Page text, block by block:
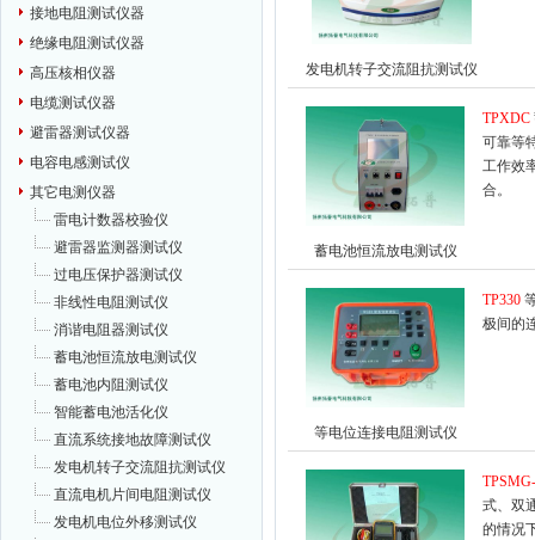
接地电阻测试仪器
绝缘电阻测试仪器
高压核相仪器
电缆测试仪器
避雷器测试仪器
电容电感测试仪
其它电测仪器
雷电计数器校验仪
避雷器监测器测试仪
过电压保护器测试仪
非线性电阻测试仪
消谐电阻器测试仪
蓄电池恒流放电测试仪
蓄电池内阻测试仪
智能蓄电池活化仪
直流系统接地故障测试仪
发电机转子交流阻抗测试仪
直流电机片间电阻测试仪
发电机电位外移测试仪
发电机转子交流阻抗测试仪
蓄电池恒流放电测试仪
TPXDC
可靠等
工作效
合。
等电位连接电阻测试仪
TP330
极间的
式、双
的情况